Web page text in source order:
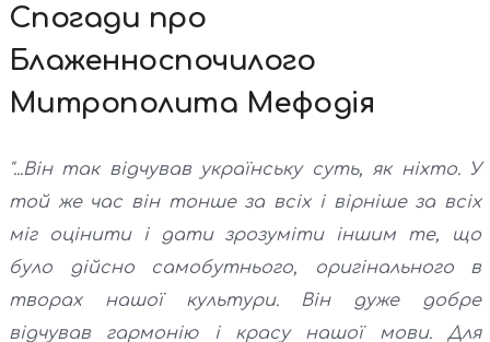
Спогади про
Блаженноспочилого
Митрополита Мефодія
"...Він так відчував українську суть, як ніхто. У
той же час він тонше за всіх і вірніше за всіх
міг оцінити і дати зрозуміти іншим те, що
було дійсно самобутнього, оригінального в
творах нашої культури. Він дуже добре
відчував гармонію і красу нашої мови. Для